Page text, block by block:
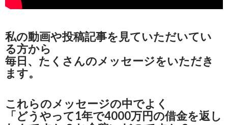
私の動画や投稿記事を見ていただいてい
る方から
毎日、たくさんのメッセージをいただき
ます。
これらのメッセージの中でよく
「どうやって1年で4000万円の借金を返し